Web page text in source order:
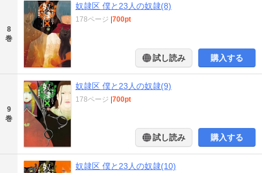
8
巻
奴隷区 僕と23人の奴隷(8)
178ページ |700pt
試し読み 購入する
9
巻
奴隷区 僕と23人の奴隷(9)
178ページ |700pt
試し読み 購入する
奴隷区 僕と23人の奴隷(10)